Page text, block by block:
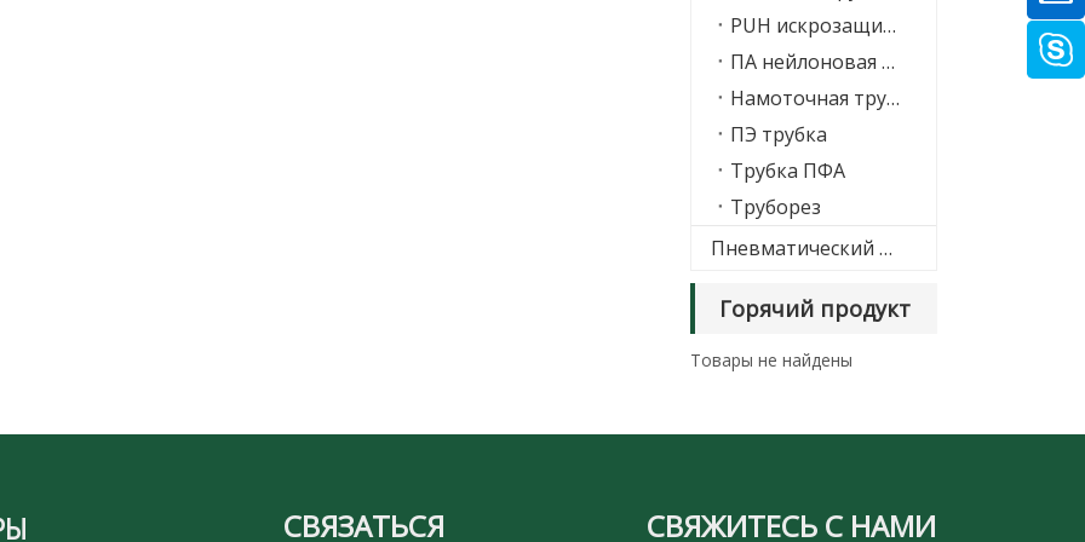
PUH искрозащитный шланг
ПА нейлоновая трубка
Намоточная трубка PAC
ПЭ трубка
Трубка ПФА
Труборез
Пневматический глушитель
Горячий продукт
Товары не найдены
СВЯЗАТЬСЯ СВЯЖИТЕСЬ С НАМИ